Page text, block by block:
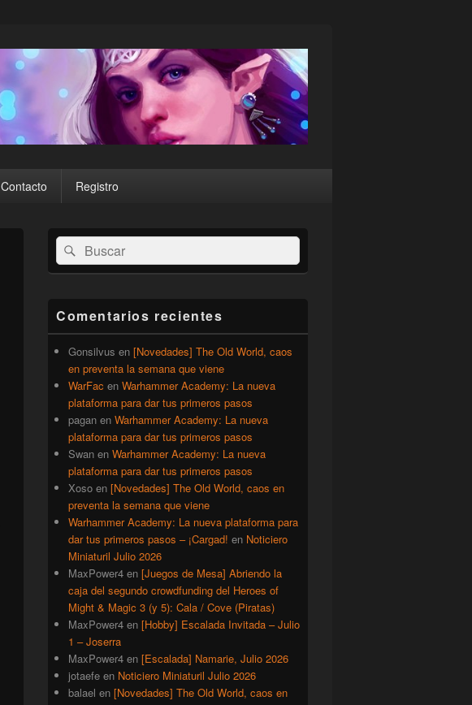
Contacto Registro
El
área
de
lateral
primaria
Buscar
por:
Buscar
Comentarios recientes
Gonsilvus en [Novedades] The Old World, caos
en preventa la semana que viene
WarFac en Warhammer Academy: La nueva
plataforma para dar tus primeros pasos
pagan en Warhammer Academy: La nueva
plataforma para dar tus primeros pasos
Swan en Warhammer Academy: La nueva
plataforma para dar tus primeros pasos
Xoso en [Novedades] The Old World, caos en
preventa la semana que viene
Warhammer Academy: La nueva plataforma para
dar tus primeros pasos – ¡Cargad! en Noticiero
Miniaturil Julio 2026
MaxPower4 en [Juegos de Mesa] Abriendo la
caja del segundo crowdfunding del Heroes of
Might & Magic 3 (y 5): Cala / Cove (Piratas)
MaxPower4 en [Hobby] Escalada Invitada – Julio
1 – Joserra
MaxPower4 en [Escalada] Namarie, Julio 2026
jotaefe en Noticiero Miniaturil Julio 2026
balael en [Novedades] The Old World, caos en